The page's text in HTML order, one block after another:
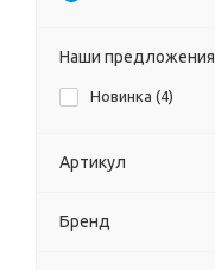
Наши предложения
Новинка (4)
Артикул
Бренд